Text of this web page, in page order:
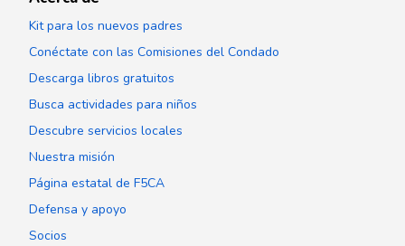
Kit para los nuevos padres
Conéctate con las Comisiones del Condado
Descarga libros gratuitos
Busca actividades para niños
Descubre servicios locales
Nuestra misión
Página estatal de F5CA
Defensa y apoyo
Socios